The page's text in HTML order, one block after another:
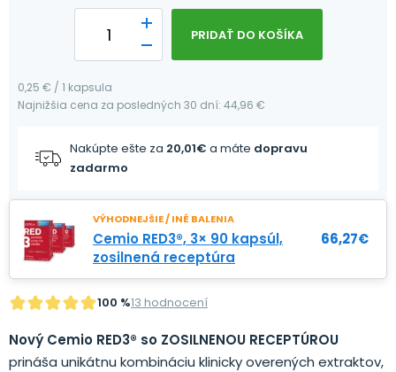
PRIDAŤ DO KOŠÍKA
0,25 € / 1 kapsula
Najnižšia cena za posledných 30 dní: 44,96 €
Nakúpte ešte za 20,01€ a máte dopravu
zadarmo
VÝHODNEJŠIE / INÉ BALENIA
Cemio RED3®, 3× 90 kapsúl,
zosilnená receptúra
66,27€
100 %13 hodnocení
Nový Cemio RED3® so ZOSILNENOU RECEPTÚROU
prináša unikátnu kombináciu klinicky overených extraktov,